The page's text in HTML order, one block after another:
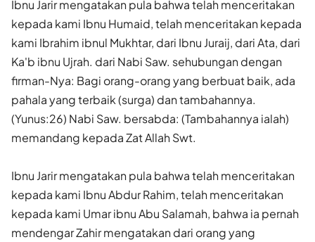
Ibnu Jarir mengatakan pula bahwa telah menceritakan
kepada kami Ibnu Humaid, telah menceritakan kepada
kami Ibrahim ibnul Mukhtar, dari Ibnu Juraij, dari Ata, dari
Ka'b ibnu Ujrah. dari Nabi Saw. sehubungan dengan
firman-Nya: Bagi orang-orang yang berbuat baik, ada
pahala yang terbaik (surga) dan tambahannya.
(Yunus:26) Nabi Saw. bersabda: (Tambahannya ialah)
memandang kepada Zat Allah Swt.
Ibnu Jarir mengatakan pula bahwa telah menceritakan
kepada kami Ibnu Abdur Rahim, telah menceritakan
kepada kami Umar ibnu Abu Salamah, bahwa ia pernah
mendengar Zahir mengatakan dari orang yang